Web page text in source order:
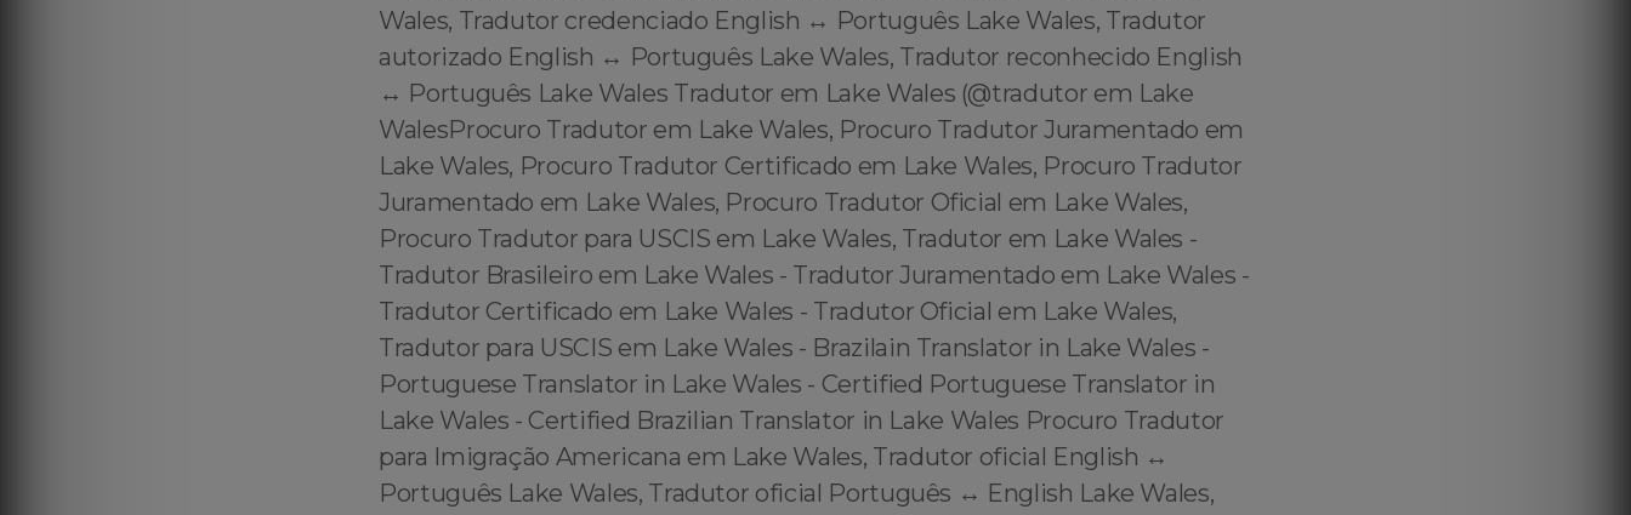
Wales, Tradutor credenciado English ↔️ Português Lake Wales, Tradutor
autorizado English ↔️ Português Lake Wales, Tradutor reconhecido English
↔️ Português Lake Wales Tradutor em Lake Wales (@tradutor em Lake
WalesProcuro Tradutor em Lake Wales, Procuro Tradutor Juramentado em
Lake Wales, Procuro Tradutor Certificado em Lake Wales, Procuro Tradutor
Juramentado em Lake Wales, Procuro Tradutor Oficial em Lake Wales,
Procuro Tradutor para USCIS em Lake Wales, Tradutor em Lake Wales -
Tradutor Brasileiro em Lake Wales - Tradutor Juramentado em Lake Wales -
Tradutor Certificado em Lake Wales - Tradutor Oficial em Lake Wales,
Tradutor para USCIS em Lake Wales - Brazilain Translator in Lake Wales -
Portuguese Translator in Lake Wales - Certified Portuguese Translator in
Lake Wales - Certified Brazilian Translator in Lake Wales Procuro Tradutor
para Imigração Americana em Lake Wales, Tradutor oficial English ↔️
Português Lake Wales, Tradutor oficial Português ↔️ English Lake Wales,